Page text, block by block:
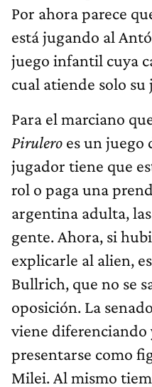
Por ahora parece
está jugando al
juego infantil cuya
cual atiende solo su
Para el marciano
Pirulero es un juego
jugador tiene que
rol o paga una
argentina adulta,
gente. Ahora, si
explicarle al alien,
Bullrich, que no se
oposición. La
viene diferenciando
presentarse como
Milei. Al mismo